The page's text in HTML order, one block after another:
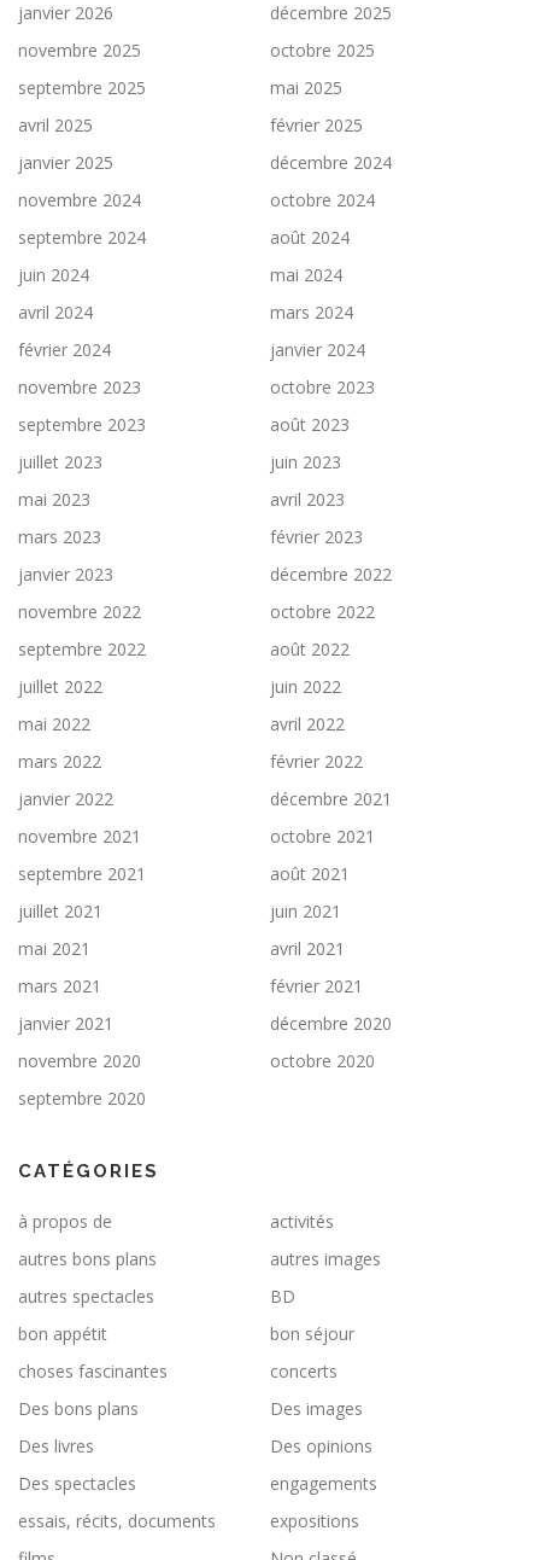
janvier 2026
décembre 2025
novembre 2025
octobre 2025
septembre 2025
mai 2025
avril 2025
février 2025
janvier 2025
décembre 2024
novembre 2024
octobre 2024
septembre 2024
août 2024
juin 2024
mai 2024
avril 2024
mars 2024
février 2024
janvier 2024
novembre 2023
octobre 2023
septembre 2023
août 2023
juillet 2023
juin 2023
mai 2023
avril 2023
mars 2023
février 2023
janvier 2023
décembre 2022
novembre 2022
octobre 2022
septembre 2022
août 2022
juillet 2022
juin 2022
mai 2022
avril 2022
mars 2022
février 2022
janvier 2022
décembre 2021
novembre 2021
octobre 2021
septembre 2021
août 2021
juillet 2021
juin 2021
mai 2021
avril 2021
mars 2021
février 2021
janvier 2021
décembre 2020
novembre 2020
octobre 2020
septembre 2020
CATÉGORIES
à propos de
activités
autres bons plans
autres images
autres spectacles
BD
bon appétit
bon séjour
choses fascinantes
concerts
Des bons plans
Des images
Des livres
Des opinions
Des spectacles
engagements
essais, récits, documents
expositions